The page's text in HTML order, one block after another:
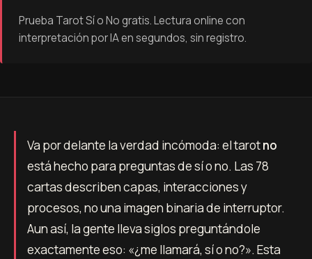
Prueba Tarot Sí o No gratis. Lectura online con
interpretación por IA en segundos, sin registro.
Va por delante la verdad incómoda: el tarotno
está hecho para preguntas de sí o no. Las 78
cartas describen capas, interacciones y
procesos, no una imagen binaria de interruptor.
Aun así, la gente lleva siglos preguntándole
exactamente eso: «¿me llamará, sí o no?». Esta